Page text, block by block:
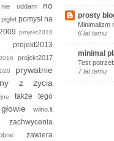
oddam no
pigletpomysł na
projekt2010
projekt2013
projekt2017
prywatnie
z życia
także tego
wilno.lt
zachwycenia
zawiera
prosty
Minimalizm
6 lat temu
minimal
Test
7 lat temu